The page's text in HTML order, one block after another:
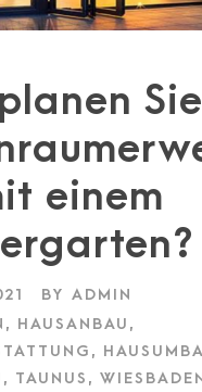
einem
BY ADMIN
, HAUSANBAU ,
,
, TAUNUS ,